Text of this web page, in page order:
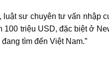
sư chuyên tư vấn nhập
100 triệu USD, đặc biệt ở
tìm đến Việt Nam.”